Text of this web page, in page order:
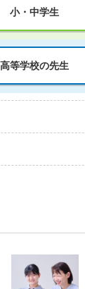
小・中学生
高等学校の先生